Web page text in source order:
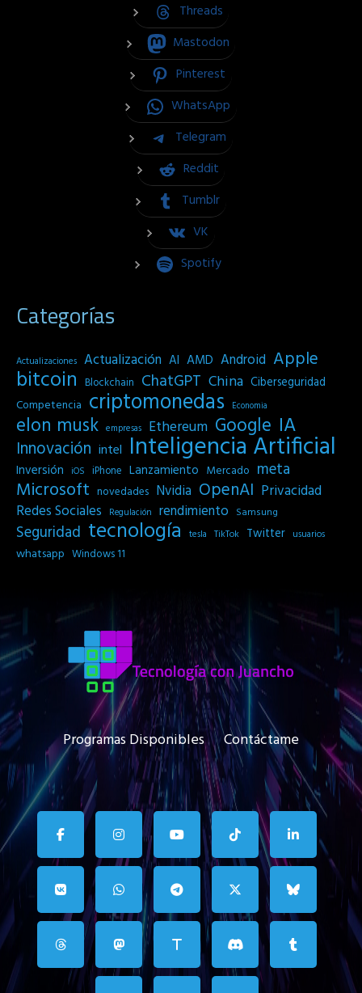
Threads
Mastodon
Pinterest
WhatsApp
Telegram
Reddit
Tumblr
VK
Spotify
Categorías
Actualizaciones Actualización AI AMD Android Apple
bitcoin Blockchain ChatGPT China Ciberseguridad
Competencia criptomonedas Economia
elon musk empresas Ethereum Google IA
Innovación intel Inteligencia Artificial
Inversión iOS iPhone Lanzamiento Mercado meta
Microsoft novedades Nvidia OpenAI Privacidad
Redes Sociales
Regulación rendimiento Samsung
Seguridad tecnología tesla TikTok Twitter usuarios
whatsapp Windows 11
Programas Disponibles Contáctame